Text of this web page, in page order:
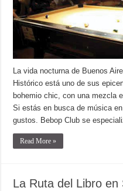
La vida nocturna de Buenos
Histórico está uno de sus
bohemio chic, con una mezcla
Si estás en busca de música
gustos. Bebop Club se
Read More »
La Ruta del Libro en